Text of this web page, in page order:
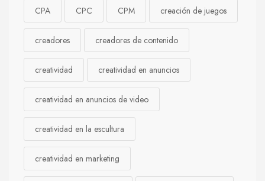
CPA CPC CPM creación de juegos
creadores creadores de contenido
creatividad creatividad en anuncios
creatividad en anuncios de video
creatividad en la escultura
creatividad en marketing